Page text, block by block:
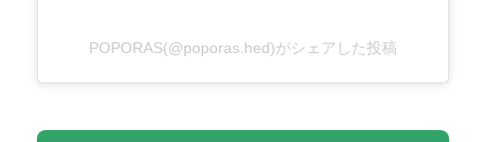
POPORAS(@poporas.hed)がシェアした投稿